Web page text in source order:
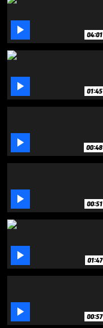
minute,
seconds
 04:01
 01:45
 00:48
 00:51
 01:47
 00:57